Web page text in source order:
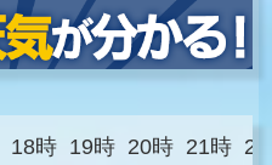
18時 19時 20時 21時